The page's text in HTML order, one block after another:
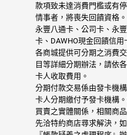
款項致未達消費門檻或有
情事者，將喪失回饋資格。
永豐八通卡、公司卡、永
卡、DAWHO現金回饋信用
各商城提供可分期之消費
目等詳細分期辦法，請依
卡人收取費用。
分期付款交易係由發卡機
卡人分期繳付予發卡機構
買賣之實體關係，相關商
先洽特約商店尋求解決，